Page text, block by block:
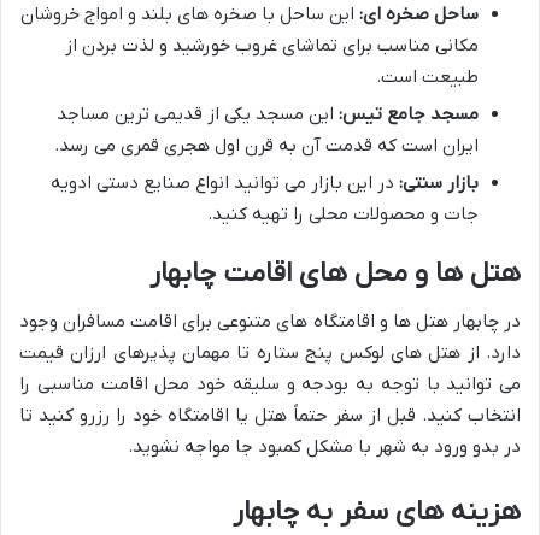
ساحل صخره ای: این ساحل با صخره های بلند و امواج خروشان
مکانی مناسب برای تماشای غروب خورشید و لذت بردن از
طبیعت است.
مسجد جامع تیس: این مسجد یکی از قدیمی ترین مساجد
ایران است که قدمت آن به قرن اول هجری قمری می رسد.
بازار سنتی: در این بازار می توانید انواع صنایع دستی ادویه
جات و محصولات محلی را تهیه کنید.
هتل ها و محل های اقامت چابهار
در چابهار هتل ها و اقامتگاه های متنوعی برای اقامت مسافران وجود
دارد. از هتل های لوکس پنج ستاره تا مهمان پذیرهای ارزان قیمت
می توانید با توجه به بودجه و سلیقه خود محل اقامت مناسبی را
انتخاب کنید. قبل از سفر حتماً هتل یا اقامتگاه خود را رزرو کنید تا
در بدو ورود به شهر با مشکل کمبود جا مواجه نشوید.
هزینه های سفر به چابهار